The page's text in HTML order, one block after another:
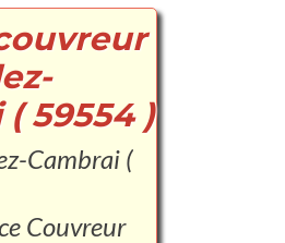
59554 )
Cambrai (
Couvreur